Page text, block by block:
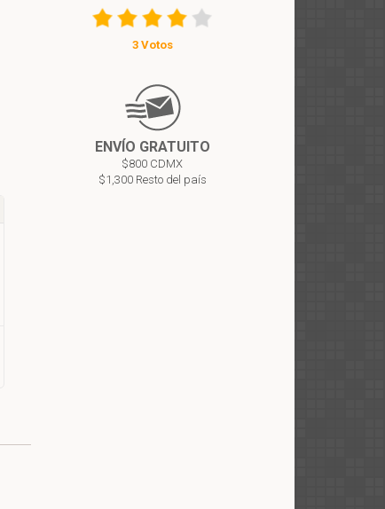
3 Votos
ENVÍO GRATUITO
$800 CDMX
$1,300 Resto del país